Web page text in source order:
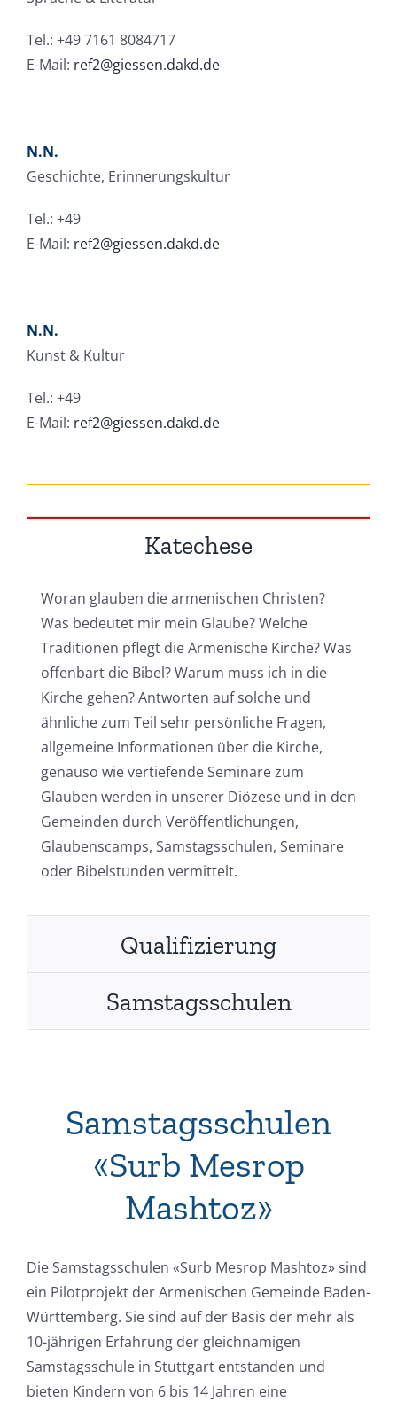
Tel.: +49 7161 8084717
E-Mail: ref2@giessen.dakd.de
N.N.
Geschichte, Erinnerungskultur
Tel.: +49
E-Mail: ref2@giessen.dakd.de
N.N.
Kunst & Kultur
Tel.: +49
E-Mail: ref2@giessen.dakd.de
Katechese
Woran glauben die armenischen Christen?
Was bedeutet mir mein Glaube? Welche
Traditionen pflegt die Armenische Kirche? Was
offenbart die Bibel? Warum muss ich in die
Kirche gehen? Antworten auf solche und
ähnliche zum Teil sehr persönliche Fragen,
allgemeine Informationen über die Kirche,
genauso wie vertiefende Seminare zum
Glauben werden in unserer Diözese und in den
Gemeinden durch Veröffentlichungen,
Glaubenscamps, Samstagsschulen, Seminare
oder Bibelstunden vermittelt.
Qualifizierung
Samstagsschulen
Samstagsschulen
«Surb Mesrop
Mashtoz»
Die Samstagsschulen «Surb Mesrop Mashtoz» sind
ein Pilotprojekt der Armenischen Gemeinde Baden-
Württemberg. Sie sind auf der Basis der mehr als
10-jährigen Erfahrung der gleichnamigen
Samstagsschule in Stuttgart entstanden und
bieten Kindern von 6 bis 14 Jahren eine